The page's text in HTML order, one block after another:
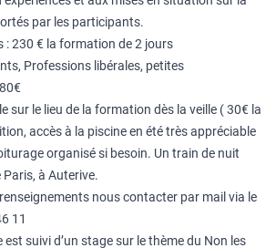
par les participants.
: 230 € la formation de 2 jours
Professions libérales, petites
sur le lieu de la formation dès la veille ( 30€ la
accès à la piscine en été très appréciable
organisé si besoin. Un train de nuit
à Auterive.
nous contacter par mail via le
11
suivi d’un stage sur le thème du Non les